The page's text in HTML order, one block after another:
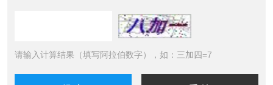
请输入计算结果（填写阿拉伯数字），如：三加四=7